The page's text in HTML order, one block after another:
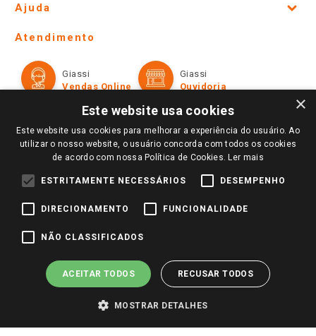
Lojas Físicas e Horários
Ofertas
Televendas
Perguntas frequentes
Trabalhe Conosco
Identidade Visual
Ajuda
Formas de Pagamento
Políticas de entrega
Trocas e Devoluções
Atendimento
Giassi
Vendas Online
Giassi
Ouvidoria
Redes Sociais
Pagamento e Segurança
×
Este website usa cookies
Este website usa cookies para melhorar a experiência do usuário. Ao
utilizar o nosso website, o usuário concorda com todos os cookies
de acordo com nossa Política de Cookies. Ler mais
ESTRITAMENTE NECESSÁRIOS DESEMPENHO
DIRECIONAMENTO FUNCIONALIDADE
NÃO CLASSIFICADOS
ACEITAR TODOS RECUSAR TODOS
MOSTRAR DETALHES